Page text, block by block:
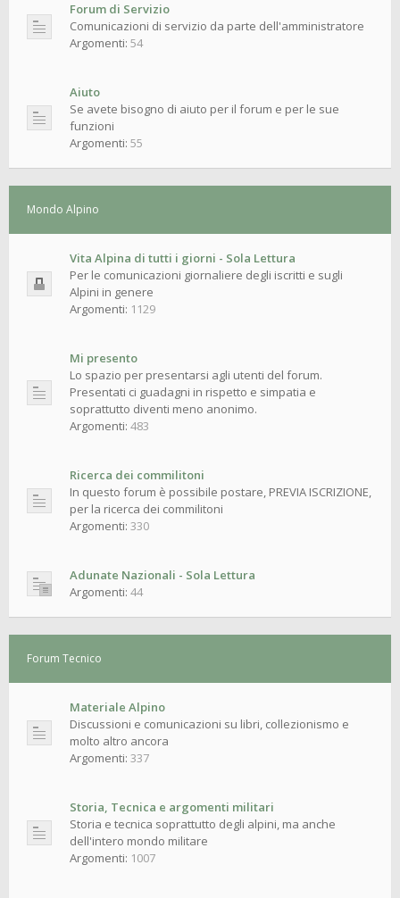
Forum di Servizio
Comunicazioni di servizio da parte dell'amministratore
Argomenti: 54
Aiuto
Se avete bisogno di aiuto per il forum e per le sue
funzioni
Argomenti: 55
Mondo Alpino
Vita Alpina di tutti i giorni - Sola Lettura
Per le comunicazioni giornaliere degli iscritti e sugli
Alpini in genere
Argomenti: 1129
Mi presento
Lo spazio per presentarsi agli utenti del forum.
Presentati ci guadagni in rispetto e simpatia e
soprattutto diventi meno anonimo.
Argomenti: 483
Ricerca dei commilitoni
In questo forum è possibile postare, PREVIA ISCRIZIONE,
per la ricerca dei commilitoni
Argomenti: 330
Adunate Nazionali - Sola Lettura
Argomenti: 44
Forum Tecnico
Materiale Alpino
Discussioni e comunicazioni su libri, collezionismo e
molto altro ancora
Argomenti: 337
Storia, Tecnica e argomenti militari
Storia e tecnica soprattutto degli alpini, ma anche
dell'intero mondo militare
Argomenti: 1007